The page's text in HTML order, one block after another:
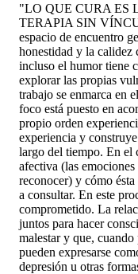
"LO QUE CURA ES
TERAPIA SIN
espacio de encuentro
honestidad y la
incluso el humor tiene
explorar las propias
trabajo se enmarca en
foco está puesto en
propio orden
experiencia y
largo del tiempo. En el
afectiva (las
reconocer) y cómo
a consultar. En este
comprometido. La
juntos para hacer
malestar y que,
pueden expresarse
depresión u otras